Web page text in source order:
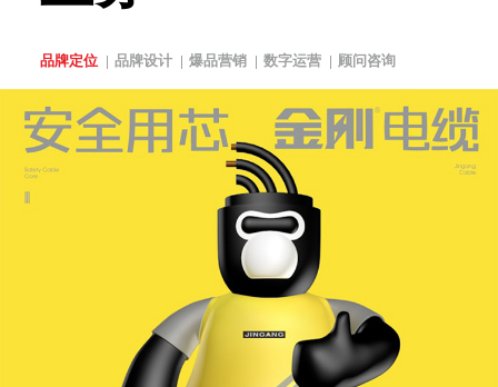
品牌定位 品牌设计 爆品营销 数字运营 顾问咨询